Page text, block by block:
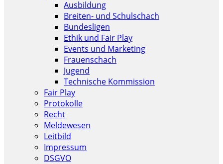
Ausbildung
Breiten- und Schulschach
Bundesligen
Ethik und Fair Play
Events und Marketing
Frauenschach
Jugend
Technische Kommission
Fair Play
Protokolle
Recht
Meldewesen
Leitbild
Impressum
DSGVO